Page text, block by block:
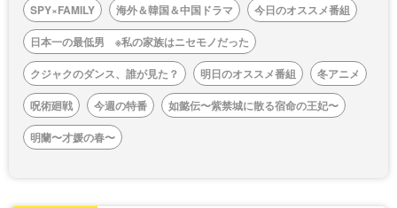
SPY×FAMILY
海外＆韓国＆中国ドラマ
今日のオススメ番組
日本一の最低男 ※私の家族はニセモノだった
クジャクのダンス、誰が見た？
明日のオススメ番組
冬アニメ
呪術廻戦
今週の特番
如懿伝〜紫禁城に散る宿命の王妃〜
明蘭〜才媛の春〜